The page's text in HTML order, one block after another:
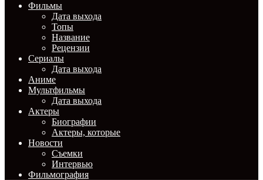
Фильмы
Дата выхода
Топы
Название
Рецензии
Сериалы
Дата выхода
Аниме
Мультфильмы
Дата выхода
Актеры
Биографии
Актеры, которые
Новости
Съемки
Интервью
Фильмография